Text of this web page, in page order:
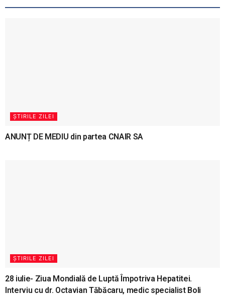
ȘTIRILE ZILEI
ANUNȚ DE MEDIU din partea CNAIR SA
ȘTIRILE ZILEI
28 iulie- Ziua Mondială de Luptă Împotriva Hepatitei.
Interviu cu dr. Octavian Tăbăcaru, medic specialist Boli